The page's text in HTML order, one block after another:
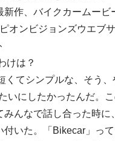
新作、バイクカームービ
オンビジョンズウエブ
けは？
くてシンプルな、そう、
いにしたかったんだ。
みんなで話し合った時に
付いた。「Bikecar」っ